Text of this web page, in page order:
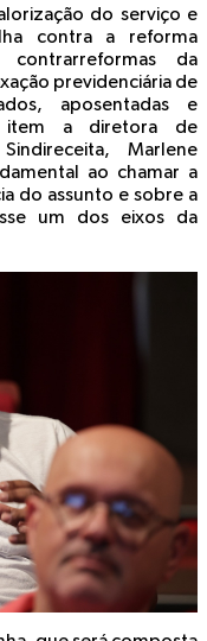
do serviço e
contra a reforma
contrarreformas da
previdenciária de
aposentadas e
item a diretora de
Marlene
ao chamar a
do assunto e sobre a
um dos eixos da